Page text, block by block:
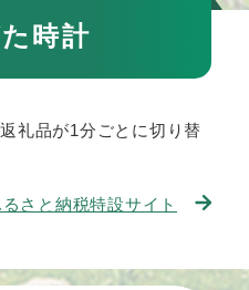
時計
礼品が1分ごとに切り替
さと納税特設サイト